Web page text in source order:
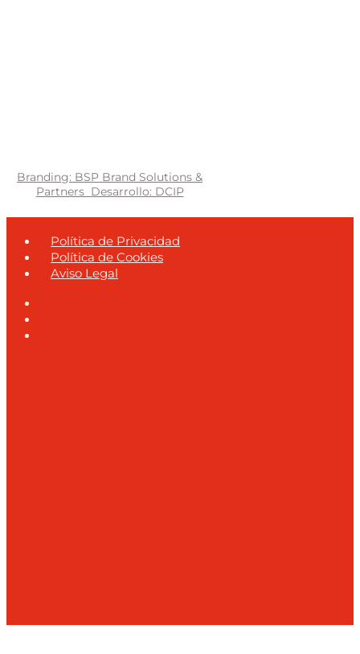
Branding: BSP Brand Solutions &
Partners Desarrollo: DCIP
Política de Privacidad
Política de Cookies
Aviso Legal